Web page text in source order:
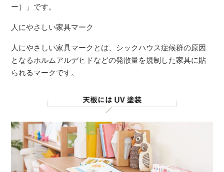
ー）」です。
人にやさしい家具マーク
人にやさしい家具マークとは、シックハウス症候群の原因
となるホルムアルデヒドなどの発散量を規制した家具に貼
られるマークです。